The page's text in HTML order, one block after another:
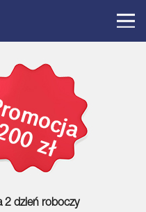
2 dzień roboczy